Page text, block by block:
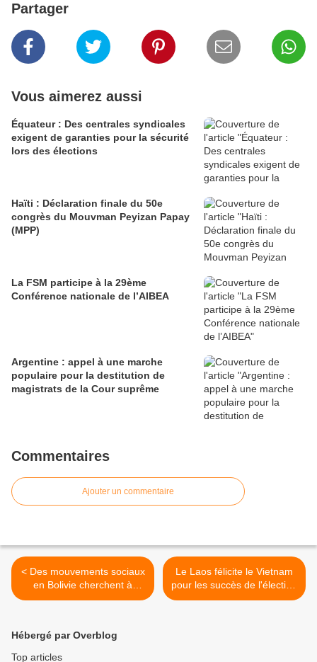
Partager
Vous aimerez aussi
Équateur : Des centrales syndicales
exigent de garanties pour la sécurité
lors des élections
Haïti : Déclaration finale du 50e
congrès du Mouvman Peyizan Papay
(MPP)
La FSM participe à la 29ème
Conférence nationale de l’AIBEA
Argentine : appel à une marche
populaire pour la destitution de
magistrats de la Cour suprême
Commentaires
Ajouter un commentaire
< Des mouvements sociaux
en Bolivie cherchent à
préserver le processus de
Le Laos félicite le Vietnam
pour les succès de l'élection
du Président >
Hébergé par Overblog
Top articles